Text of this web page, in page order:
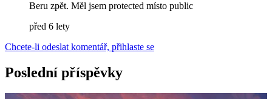
Beru zpět. Měl jsem protected místo public
před 6 lety
Chcete-li odeslat komentář, přihlaste se
Poslední příspěvky